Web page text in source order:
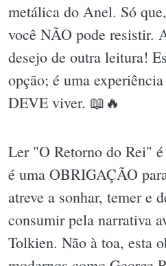
metálica do Anel. Só
você NÃO pode resistir.
desejo de outra leitura!
opção; é uma
DEVE viver. 📖🔥
Ler "O Retorno do Rei"
é uma OBRIGAÇÃO
atreve a sonhar, temer e
consumir pela narrativa
Tolkien. Não à toa, esta